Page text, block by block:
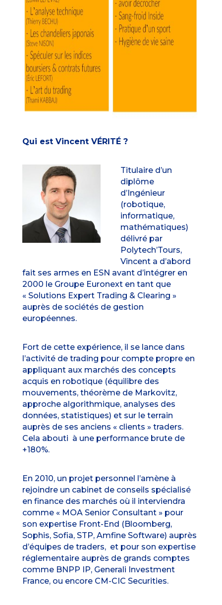
Qui est Vincent VÉRITÉ ?
Titulaire d’un
diplôme
d’Ingénieur
(robotique,
informatique,
mathématiques)
délivré par
Polytech’Tours,
Vincent a d’abord
fait ses armes en ESN avant d’intégrer en
2000 le Groupe Euronext en tant que
« Solutions Expert Trading & Clearing »
auprès de sociétés de gestion
européennes.
Fort de cette expérience, il se lance dans
l’activité de trading pour compte propre en
appliquant aux marchés des concepts
acquis en robotique (équilibre des
mouvements, théorème de Markovitz,
approche algorithmique, analyses des
données, statistiques) et sur le terrain
auprès de ses anciens « clients » traders.
Cela abouti à une performance brute de
+180%.
En 2010, un projet personnel l’amène à
rejoindre un cabinet de conseils spécialisé
en finance des marchés où il interviendra
comme « MOA Senior Consultant » pour
son expertise Front-End (Bloomberg,
Sophis, Sofia, STP, Amfine Software) auprès
d’équipes de traders, et pour son expertise
réglementaire auprès de grands comptes
comme BNPP IP, Generali Investment
France, ou encore CM-CIC Securities.